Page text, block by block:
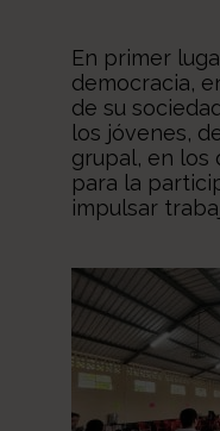
En primer
democracia,
de su
los jóvenes,
grupal, en los
para la
impulsar